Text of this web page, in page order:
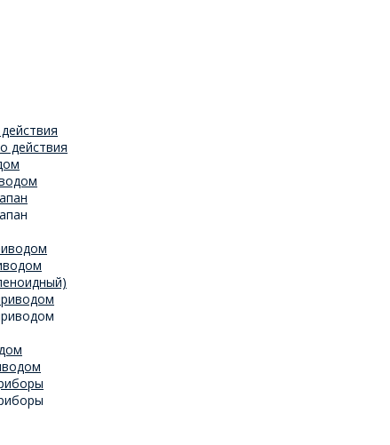
действия